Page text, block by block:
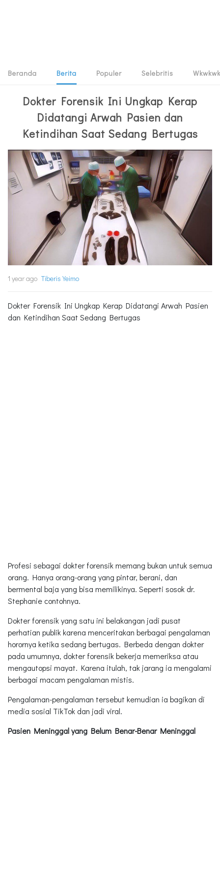
Beranda Berita Populer Selebritis Wkwkwk
Dokter Forensik Ini Ungkap Kerap
Didatangi Arwah Pasien dan
Ketindihan Saat Sedang Bertugas
1 year ago Tiberis Yeimo
Dokter Forensik Ini Ungkap Kerap Didatangi Arwah Pasien
dan Ketindihan Saat Sedang Bertugas
Profesi sebagai dokter forensik memang bukan untuk semua
orang. Hanya orang-orang yang pintar, berani, dan
bermental baja yang bisa memilikinya. Seperti sosok dr.
Stephanie contohnya.
Dokter forensik yang satu ini belakangan jadi pusat
perhatian publik karena menceritakan berbagai pengalaman
horornya ketika sedang bertugas. Berbeda dengan dokter
pada umumnya, dokter forensik bekerja memeriksa atau
mengautopsi mayat. Karena itulah, tak jarang ia mengalami
berbagai macam pengalaman mistis.
Pengalaman-pengalaman tersebut kemudian ia bagikan di
media sosial TikTok dan jadi viral.
Pasien Meninggal yang Belum Benar-Benar Meninggal